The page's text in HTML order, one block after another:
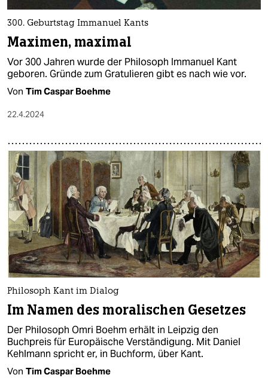
300. Geburtstag Immanuel Kants
Maximen, maximal
Vor 300 Jahren wurde der Philosoph Immanuel Kant
geboren. Gründe zum Gratulieren gibt es nach wie vor.
Von Tim Caspar Boehme
22.4.2024
Philosoph Kant im Dialog
Im Namen des moralischen Gesetzes
Der Philosoph Omri Boehm erhält in Leipzig den
Buchpreis für Europäische Verständigung. Mit Daniel
Kehlmann spricht er, in Buchform, über Kant.
Von Tim Caspar Boehme